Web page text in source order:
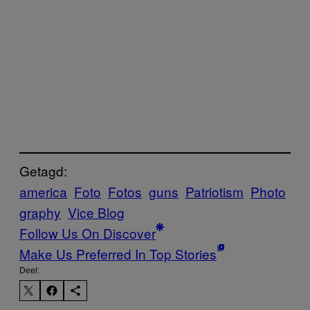
Getagd:
america Foto Fotos guns Patriotism Photo
graphy Vice Blog
Follow Us On Discover
Make Us Preferred In Top Stories
Deel: